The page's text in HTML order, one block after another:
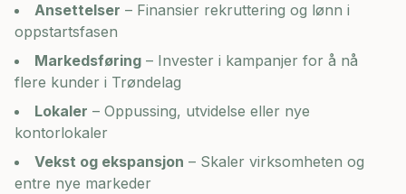
Ansettelser – Finansier rekruttering og lønn i
oppstartsfasen
Markedsføring – Invester i kampanjer for å nå
flere kunder i Trøndelag
Lokaler – Oppussing, utvidelse eller nye
kontorlokaler
Vekst og ekspansjon – Skaler virksomheten og
entre nye markeder